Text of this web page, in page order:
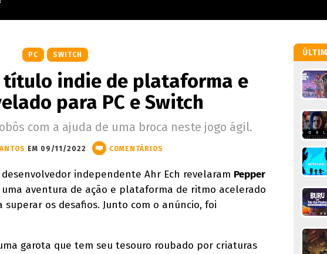
PC SWITCH
título indie de plataforma e
para PC e Switch
com a ajuda de uma broca neste jogo ágil.
EM 09/11/2022 COMENTÁRIOS
independente Ahr Ech revelaram Pepper
uma aventura de ação e plataforma de ritmo acelerado
os desafios. Junto com o anúncio, foi
garota que tem seu tesouro roubado por criaturas